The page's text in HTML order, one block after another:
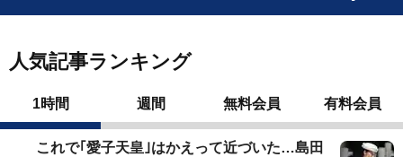
人気記事ランキング
1時間 週間 無料会員 有料会員
これで｢愛子天皇｣はかえって近づいた…島田